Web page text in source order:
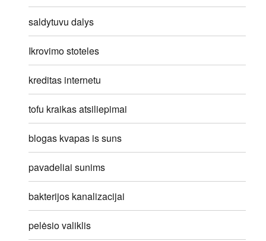
saldytuvu dalys
Ikrovimo stoteles
kreditas internetu
tofu kraikas atsiliepimai
blogas kvapas is suns
pavadeliai sunims
bakterijos kanalizacijai
pelėsio valiklis